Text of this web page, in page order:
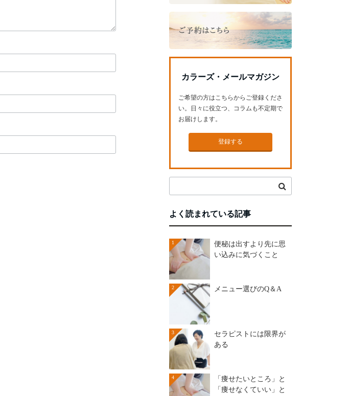
カラーズ・メールマガジン
ご希望の方はこちらからご登録くださ
い。日々に役立つ、コラムも不定期で
お届けします。
登録する
よく読まれている記事
1
便秘は出すより先に思
い込みに気づくこと
2 メニュー選びのQ＆A
3
セラピストには限界が
ある
4
「痩せたいところ」と
「痩せなくていい」と